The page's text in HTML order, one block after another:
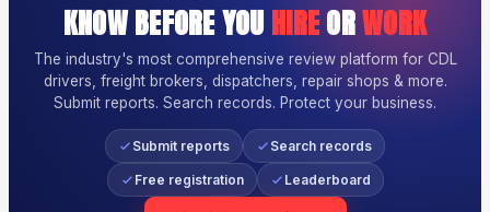
KNOW BEFORE YOU HIREORWORK
The industry's most comprehensive review platform for CDL
drivers, freight brokers, dispatchers, repair shops & more.
Submit reports. Search records. Protect your business.
Submit reports Search records
Free registration Leaderboard